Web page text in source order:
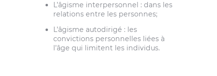
L’âgisme interpersonnel : dans les
relations entre les personnes;
L’âgisme autodirigé : les
convictions personnelles liées à
l’âge qui limitent les individus.